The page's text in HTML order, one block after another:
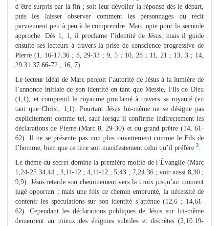
d’être surpris par la fin ; soit leur dévoiler la réponse dès le départ,
puis les laisser observer comment les personnages du récit
parviennent peu à peu à le comprendre. Marc opte pour la seconde
approche. Dès 1, 1, il proclame l’identité de Jésus, mais il guide
ensuite ses lecteurs à travers la prise de conscience progressive de
Pierre (1, 16-17.36 ; 8, 29-33 ; 9, 5 ; 10, 28 ; 11, 21 ; 13, 3 ; 14,
29.31.37.66-72 ; 16, 7).
Le lecteur idéal de Marc perçoit l’autorité de Jésus à la lumière de
l’annonce initiale de son identité en tant que Messie, Fils de Dieu
(1,1), et comprend le royaume proclamé à travers sa royauté (en
tant que Christ, 1,1). Pourtant Jésus lui-même ne se désigne pas
explicitement comme tel, sauf lorsqu’il confirme indirectement les
déclarations de Pierre (Marc 8, 29-30) et du grand prêtre (14, 61-
62). Il ne se présente pas non plus ouvertement comme le Fils de
l’homme, bien que ce titre soit manifestement celui qu’il préfère 2
Le thème du secret domine la première moitié de l’Évangile (Marc
1,24-25.34.44 ; 3,11-12 ; 4,11-12 ; 5,43 ; 7,24.36 ; voir aussi 8,30 ;
9,9). Jésus retarde son cheminement vers la croix jusqu’au moment
jugé opportun ; mais une fois ce chemin emprunté, la nécessité de
contenir les spéculations sur son identité s’atténue (12,6 ; 14,61-
62). Cependant les déclarations publiques de Jésus sur lui-même
demeurent au mieux des énigmes subtiles et discrètes (2,10.19-